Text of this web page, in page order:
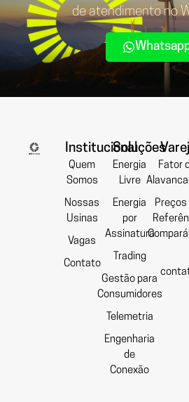
de atendimento no
Institucional
Quem
Somos
Nossas
Usinas
Vagas
Contato
Soluções
Energia
Livre
Energia
por
Assinatura
Trading
Gestão para
Consumidores
Telemetria
Engenharia
de
Conexão
Fator
Preços